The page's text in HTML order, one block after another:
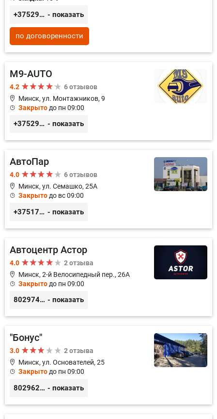
+375296781188 - показать
по договоренности
M9-AUTO
4.2
6 отзывов
Минск, ул. Монтажников, 9
Закрыто до пн 09:00
+375299395764 - показать
АвтоПар
4.0
6 отзывов
Минск, ул. Семашко, 25А
Закрыто до вс 09:00
+375172074280 - показать
Автоцентр Астор
4.0
2 отзыва
Минск, 2-й Велосипедный пер., 26А
Закрыто до пн 09:00
80297417788 - показать
"Бонус"
3.0
2 отзыва
Минск, ул. Основателей, 25
Закрытодо пн 09:00
80296238800 - показать